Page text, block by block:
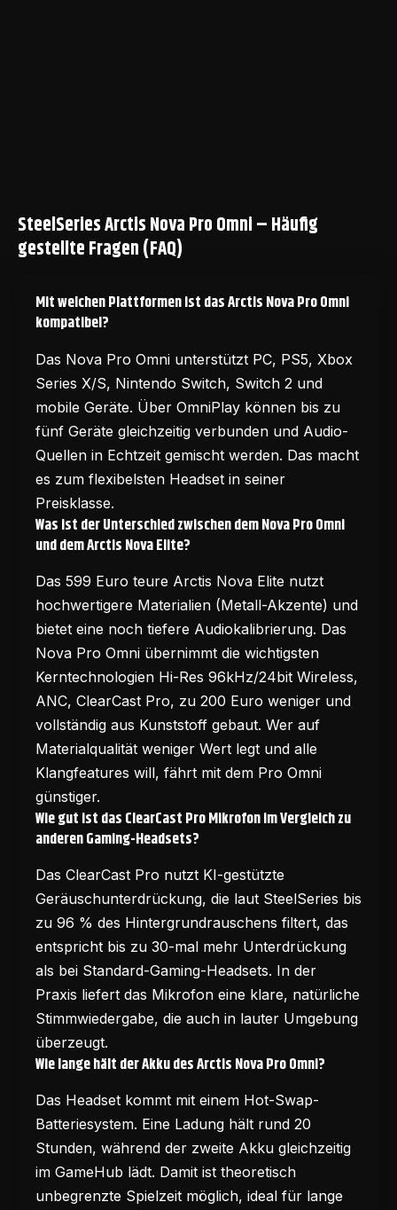
SteelSeries Arctis Nova Pro Omni – Häufig
gestellte Fragen (FAQ)
Mit welchen Plattformen ist das Arctis Nova Pro Omni
kompatibel?
Das Nova Pro Omni unterstützt PC, PS5, Xbox
Series X/S, Nintendo Switch, Switch 2 und
mobile Geräte. Über OmniPlay können bis zu
fünf Geräte gleichzeitig verbunden und Audio-
Quellen in Echtzeit gemischt werden. Das macht
es zum flexibelsten Headset in seiner
Preisklasse.
Was ist der Unterschied zwischen dem Nova Pro Omni
und dem Arctis Nova Elite?
Das 599 Euro teure Arctis Nova Elite nutzt
hochwertigere Materialien (Metall-Akzente) und
bietet eine noch tiefere Audiokalibrierung. Das
Nova Pro Omni übernimmt die wichtigsten
Kerntechnologien Hi-Res 96kHz/24bit Wireless,
ANC, ClearCast Pro, zu 200 Euro weniger und
vollständig aus Kunststoff gebaut. Wer auf
Materialqualität weniger Wert legt und alle
Klangfeatures will, fährt mit dem Pro Omni
günstiger.
Wie gut ist das ClearCast Pro Mikrofon im Vergleich zu
anderen Gaming-Headsets?
Das ClearCast Pro nutzt KI-gestützte
Geräuschunterdrückung, die laut SteelSeries bis
zu 96 % des Hintergrundrauschens filtert, das
entspricht bis zu 30-mal mehr Unterdrückung
als bei Standard-Gaming-Headsets. In der
Praxis liefert das Mikrofon eine klare, natürliche
Stimmwiedergabe, die auch in lauter Umgebung
überzeugt.
Wie lange hält der Akku des Arctis Nova Pro Omni?
Das Headset kommt mit einem Hot-Swap-
Batteriesystem. Eine Ladung hält rund 20
Stunden, während der zweite Akku gleichzeitig
im GameHub lädt. Damit ist theoretisch
unbegrenzte Spielzeit möglich, ideal für lange